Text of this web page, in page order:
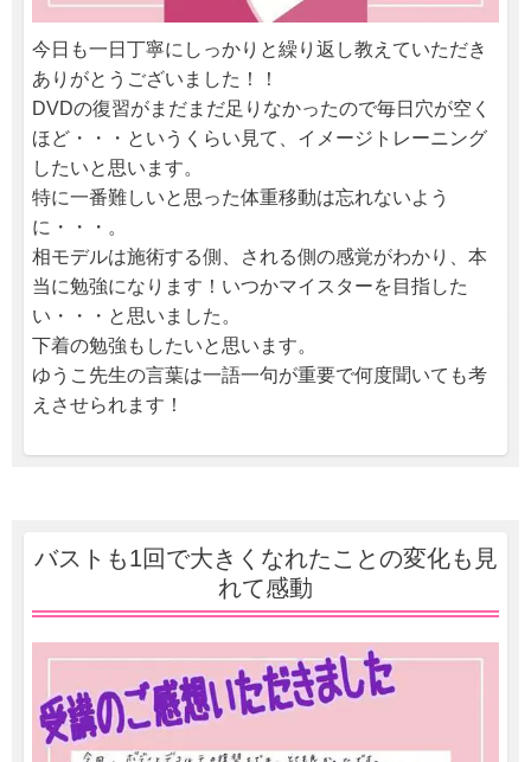
今日も一日丁寧にしっかりと繰り返し教えていただき
ありがとうございました！！
DVDの復習がまだまだ足りなかったので毎日穴が空く
ほど・・・というくらい見て、イメージトレーニング
したいと思います。
特に一番難しいと思った体重移動は忘れないよう
に・・・。
相モデルは施術する側、される側の感覚がわかり、本
当に勉強になります！いつかマイスターを目指した
い・・・と思いました。
下着の勉強もしたいと思います。
ゆうこ先生の言葉は一語一句が重要で何度聞いても考
えさせられます！
バストも1回で大きくなれたことの変化も見
れて感動